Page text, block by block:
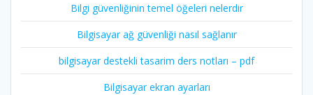
Bilgi güvenliğinin temel öğeleri nelerdir
Bilgisayar ağ güvenliği nasıl sağlanır
bilgisayar destekli tasarim ders notları – pdf
Bilgisayar ekran ayarları